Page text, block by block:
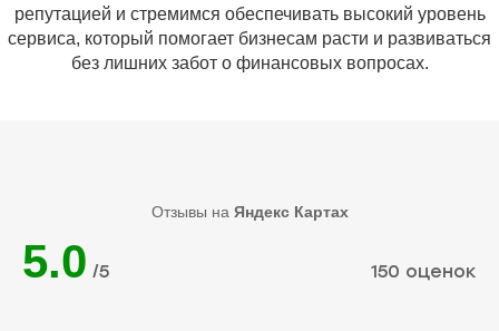
репутацией и стремимся обеспечивать высокий уровень
сервиса, который помогает бизнесам расти и развиваться
без лишних забот о финансовых вопросах.
Отзывы на Яндекс Картах
5.0 /5 150 оценок